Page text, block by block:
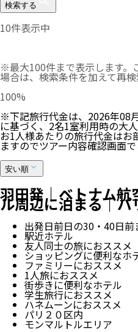
検索する
10件表示中
※最大100件まで表示します。
場合は、検索条件を加えて再検
100%
※下記旅行代金は、 2026年08
に基づく、2名1室利用時の大
お1人様あたりの旅行代金はお
ますのでツアー内容確認画面
安い順
羽田発｜ベトナム航
ル周辺に泊まる｜パ
出発日前日の30・40日
駅近ホテル
友人同士の旅におススメ
ショッピングに便利なホ
ファミリーにおススメ
1人旅におススメ
街歩きに便利なホテル
学生旅行におススメ
ハネムーンにおススメ
パリ２０区内
モンマルトルエリア